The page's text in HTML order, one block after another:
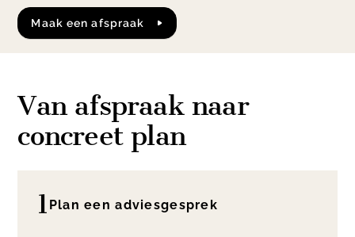
maak een afspraak
Van afspraak naar
concreet plan
1 Plan een adviesgesprek